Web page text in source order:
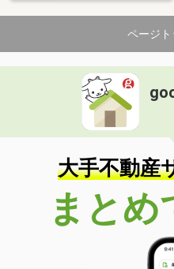
ページト
大手不動産
まとめ